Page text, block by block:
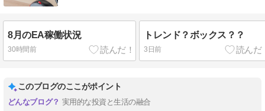
8月のEA稼働状況
30時間前
トレンド？ボックス？？
3日前
このブログのここがポイント
実用的な投資と生活の融合